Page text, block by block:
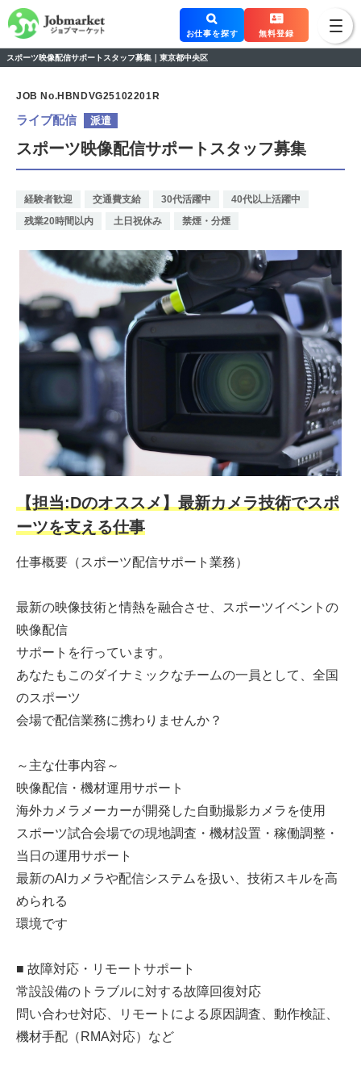
スポーツ映像配信サポートスタッフ募集｜東京都中央区
お仕事を探す 無料登録
JOB No.HBNDVG25102201R
ライブ配信 派遣
スポーツ映像配信サポートスタッフ募集
経験者歓迎 交通費支給 30代活躍中
40代以上活躍中
残業20時間以内
土日祝休み 禁煙・分煙
【担当:Dのオススメ】最新カメラ技術でスポ
ーツを支える仕事
仕事概要（スポーツ配信サポート業務）
最新の映像技術と情熱を融合させ、スポーツイベントの
映像配信
サポートを行っています。
あなたもこのダイナミックなチームの一員として、全国
のスポーツ
会場で配信業務に携わりませんか？
～主な仕事内容～
映像配信・機材運用サポート
海外カメラメーカーが開発した自動撮影カメラを使用
スポーツ試合会場での現地調査・機材設置・稼働調整・
当日の運用サポート
最新のAIカメラや配信システムを扱い、技術スキルを高
められる
環境です
■ 故障対応・リモートサポート
常設設備のトラブルに対する故障回復対応
問い合わせ対応、リモートによる原因調査、動作検証、
機材手配（RMA対応）など